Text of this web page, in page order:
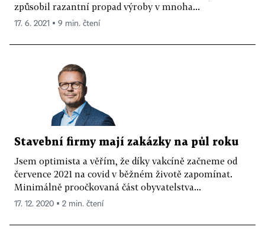
způsobil razantní propad výroby v mnoha...
17. 6. 2021 ▪ 9 min. čtení
Stavební firmy mají zakázky na půl roku
Jsem optimista a věřím, že díky vakcíně začneme od
července 2021 na covid v běžném životě zapomínat.
Minimálně proočkovaná část obyvatelstva...
17. 12. 2020 ▪ 2 min. čtení